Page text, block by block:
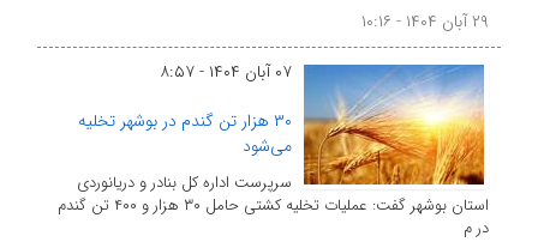
۲۹ آبان ۱۴۰۴ - ۱۰:۱۶
۰۷ آبان ۱۴۰۴ - ۸:۵۷
۳۰ هزار تن گندم در بوشهر تخلیه
می‌شود
سرپرست اداره کل بنادر و دریانوردی
استان بوشهر گفت: عملیات تخلیه کشتی حامل ۳۰ هزار و ۴۰۰ تن گندم
در م